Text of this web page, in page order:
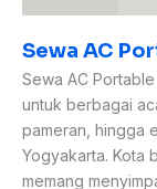
Sewa AC
Sewa AC
untuk berbagai
pameran, hingga
Yogyakarta. Kota
memang